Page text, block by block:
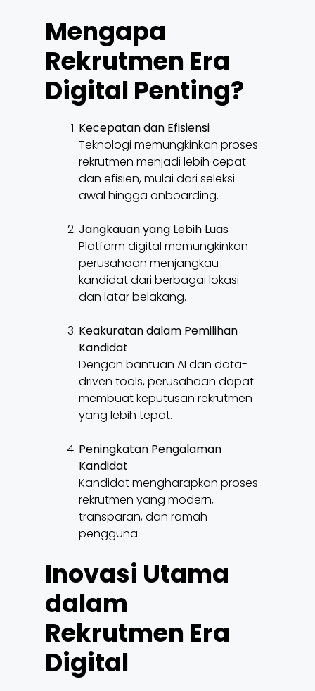
Mengapa
Rekrutmen Era
Digital Penting?
Kecepatan dan Efisiensi
Teknologi memungkinkan proses
rekrutmen menjadi lebih cepat
dan efisien, mulai dari seleksi
awal hingga onboarding.
Jangkauan yang Lebih Luas
Platform digital memungkinkan
perusahaan menjangkau
kandidat dari berbagai lokasi
dan latar belakang.
Keakuratan dalam Pemilihan
Kandidat
Dengan bantuan AI dan data-
driven tools, perusahaan dapat
membuat keputusan rekrutmen
yang lebih tepat.
Peningkatan Pengalaman
Kandidat
Kandidat mengharapkan proses
rekrutmen yang modern,
transparan, dan ramah
pengguna.
Inovasi Utama
dalam
Rekrutmen Era
Digital